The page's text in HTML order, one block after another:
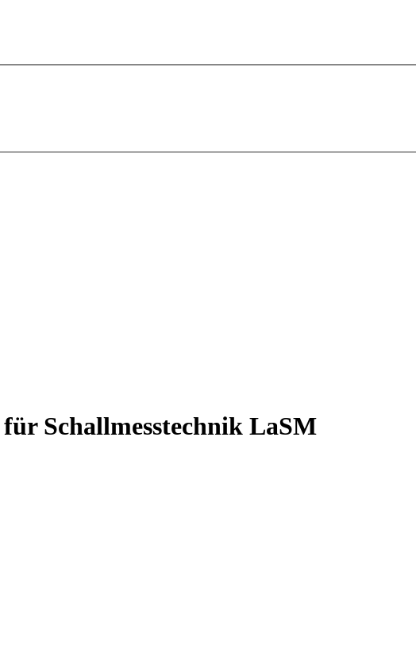
Schallmesstechnik LaSM